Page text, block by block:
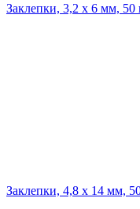
Заклепки, 3,2 х 6 мм,
Заклепки, 4,8 х 14 мм,